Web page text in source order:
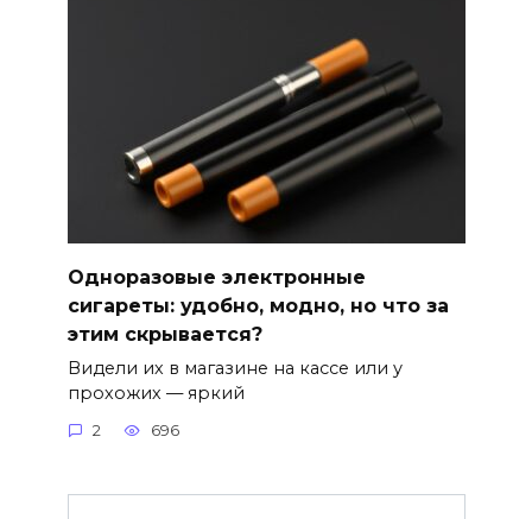
Одноразовые электронные
сигареты: удобно, модно, но что за
этим скрывается?
Видели их в магазине на кассе или у
прохожих — яркий
2 696